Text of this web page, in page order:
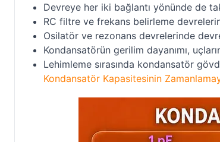
Devreye her iki bağlantı yönünde de
RC filtre ve frekans belirleme
Osilatör ve rezonans devrelerinde
Kondansatörün gerilim dayanımı,
Lehimleme sırasında kondansatör
Kondansatör Kapasitesinin